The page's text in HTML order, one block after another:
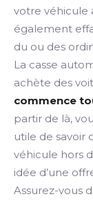
votre véhicule
également
du ou des
La casse
achète des
commence
partir de là,
utile de savoir
véhicule hors
idée d’une
Assurez-vous